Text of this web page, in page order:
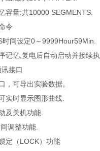
容量:共10000 SEGMENTS.
令
时间设定0～9999Hour59Min.
记忆,复电后自动启动并接续
接口
，可导出实验数据。
实时显示图形曲线.
及关机功能.
调整功能.
定（LOCK）功能